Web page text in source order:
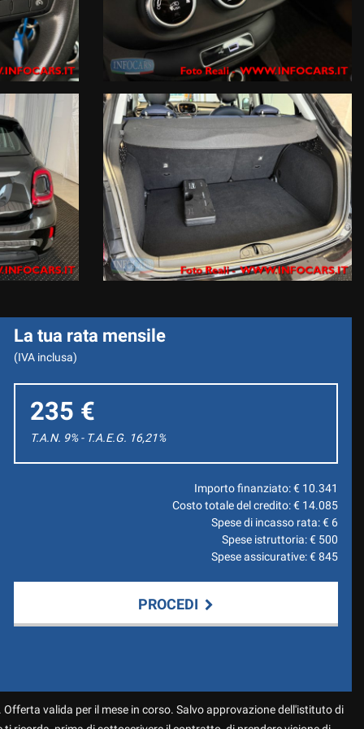
La tua rata mensile
(IVA inclusa)
235 €
T.A.N. 9% - T.A.E.G. 16,21%
Importo finanziato: € 10.341
Costo totale del credito: € 14.085
Spese di incasso rata: € 6
Spese istruttoria: € 500
Spese assicurative: €845
PROCEDI
valida per il mese in corso. Salvo approvazione dell'istituto di